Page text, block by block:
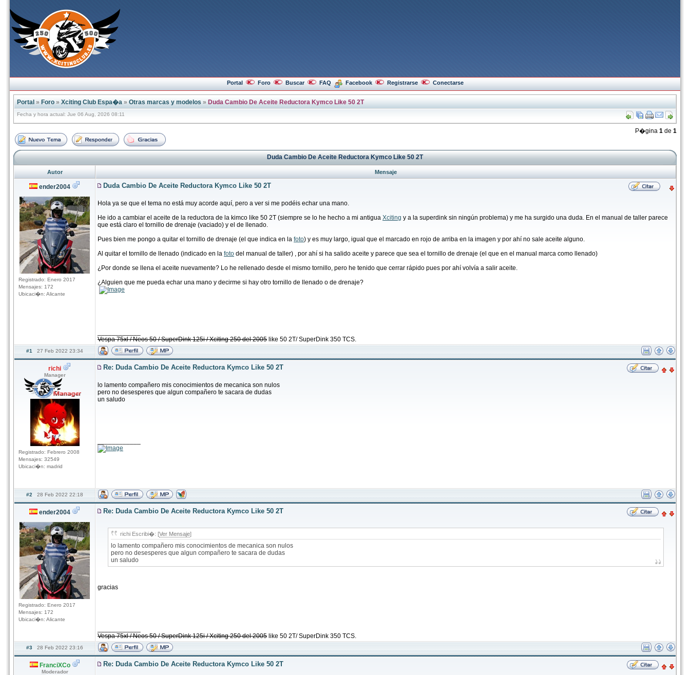
Portal Foro Buscar FAQ Facebook Registrarse Conectarse
Portal » Foro » Xciting Club Espa�a » Otras marcas y modelos » Duda Cambio De Aceite Reductora Kymco Like 50 2T
Fecha y hora actual: Jue 06 Aug, 2026 08:11
P�gina 1 de 1
Duda Cambio De Aceite Reductora Kymco Like 50 2T
Autor Mensaje
ender2004
Registrado: Enero 2017
Mensajes: 172
Ubicaci�n: Alicante
Duda Cambio De Aceite Reductora Kymco Like 50 2T
Hola ya se que el tema no está muy acorde aquí, pero a ver si me podéis echar una mano.
He ido a cambiar el aceite de la reductora de la kimco like 50 2T (siempre se lo he hecho a mi antigua Xciting y a la superdink sin ningún problema) y me ha surgido una duda. En el manual de taller parece
que está claro el tornillo de drenaje (vaciado) y el de llenado.
Pues bien me pongo a quitar el tornillo de drenaje (el que indica en la foto) y es muy largo, igual que el marcado en rojo de arriba en la imagen y por ahí no sale aceite alguno.
Al quitar el tornillo de llenado (indicado en la foto del manual de taller) , por ahí si ha salido aceite y parece que sea el tornillo de drenaje (el que en el manual marca como llenado)
¿Por donde se llena el aceite nuevamente? Lo he rellenado desde el mismo tornillo, pero he tenido que cerrar rápido pues por ahí volvía a salir aceite.
¿Alguien que me pueda echar una mano y decirme si hay otro tornillo de llenado o de drenaje?
Vespa 75xl / Neos 50 / SuperDink 125i / Xciting 250 del 2005 like 50 2T/ SuperDink 350 TCS.
#1 27 Feb 2022 23:34
richi
Manager
Registrado: Febrero 2008
Mensajes: 32549
Ubicaci�n: madrid
Re: Duda Cambio De Aceite Reductora Kymco Like 50 2T
lo lamento compañero mis conocimientos de mecanica son nulos
pero no desesperes que algun compañero te sacara de dudas
un saludo
#2 28 Feb 2022 22:18
ender2004
Registrado: Enero 2017
Mensajes: 172
Ubicaci�n: Alicante
Re: Duda Cambio De Aceite Reductora Kymco Like 50 2T
richi Escribi�: [Ver Mensaje]
lo lamento compañero mis conocimientos de mecanica son nulos
pero no desesperes que algun compañero te sacara de dudas
un saludo
gracias
Vespa 75xl / Neos 50 / SuperDink 125i / Xciting 250 del 2005 like 50 2T/ SuperDink 350 TCS.
#3 28 Feb 2022 23:16
FranciXCo
Moderador
Re: Duda Cambio De Aceite Reductora Kymco Like 50 2T